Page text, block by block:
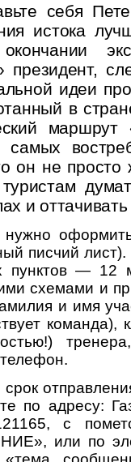
себя
истока
президент,
идеи
в
он не
туристам
и
нужно
писчий
пунктов — 12
схемами и
и имя
срок
по адресу:
с
или по